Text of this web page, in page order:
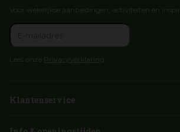
Voor wekelijkse aanbiedingen, activiteiten en
Lees onze Privacyverklaring
Klantenservice